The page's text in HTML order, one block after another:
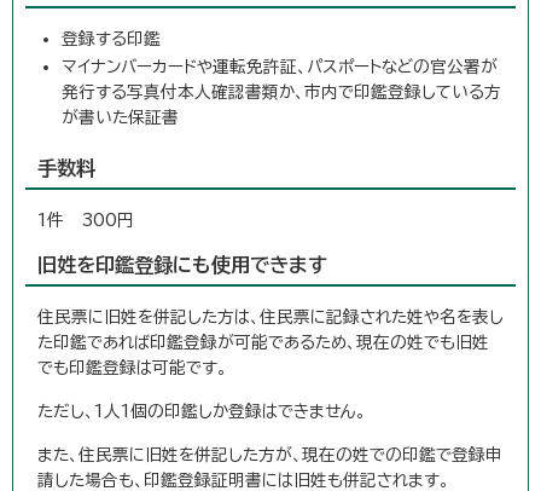
登録する印鑑
マイナンバーカードや運転免許証、パスポートなどの官公署が
発行する写真付本人確認書類か、市内で印鑑登録している方
が書いた保証書
手数料
1件 300円
旧姓を印鑑登録にも使用できます
住民票に旧姓を併記した方は、住民票に記録された姓や名を表し
た印鑑であれば印鑑登録が可能であるため、現在の姓でも旧姓
でも印鑑登録は可能です。
ただし、1人1個の印鑑しか登録はできません。
また、住民票に旧姓を併記した方が、現在の姓での印鑑で登録申
請した場合も、印鑑登録証明書には旧姓も併記されます。